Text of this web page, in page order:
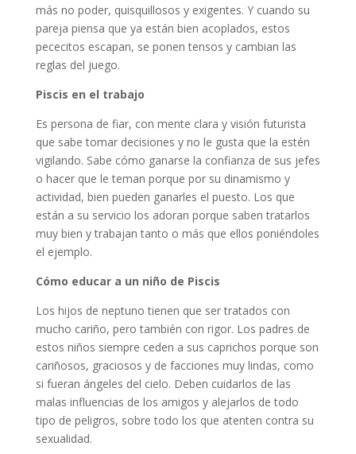
más no poder, quisquillosos y exigentes. Y cuando su
pareja piensa que ya están bien acoplados, estos
pececitos escapan, se ponen tensos y cambian las
reglas del juego.
Piscis en el trabajo
Es persona de fiar, con mente clara y visión futurista
que sabe tomar decisiones y no le gusta que la estén
vigilando. Sabe cómo ganarse la confianza de sus jefes
o hacer que le teman porque por su dinamismo y
actividad, bien pueden ganarles el puesto. Los que
están a su servicio los adoran porque saben tratarlos
muy bien y trabajan tanto o más que ellos poniéndoles
el ejemplo.
Cómo educar a un niño de Piscis
Los hijos de neptuno tienen que ser tratados con
mucho cariño, pero también con rigor. Los padres de
estos niños siempre ceden a sus caprichos porque son
cariñosos, graciosos y de facciones muy lindas, como
si fueran ángeles del cielo. Deben cuidarlos de las
malas influencias de los amigos y alejarlos de todo
tipo de peligros, sobre todo los que atenten contra su
sexualidad.